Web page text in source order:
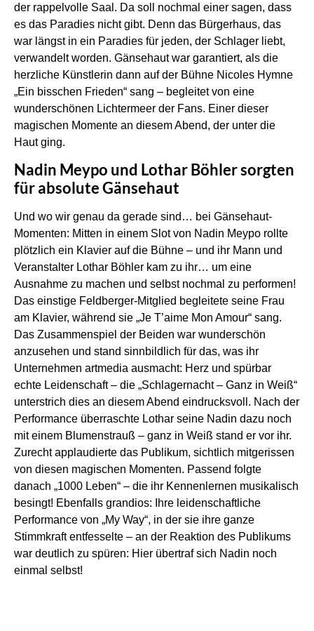
der rappelvolle Saal. Da soll nochmal einer sagen, dass
es das Paradies nicht gibt. Denn das Bürgerhaus, das
war längst in ein Paradies für jeden, der Schlager liebt,
verwandelt worden. Gänsehaut war garantiert, als die
herzliche Künstlerin dann auf der Bühne Nicoles Hymne
„Ein bisschen Frieden“ sang – begleitet von eine
wunderschönen Lichtermeer der Fans. Einer dieser
magischen Momente an diesem Abend, der unter die
Haut ging.
Nadin Meypo und Lothar Böhler sorgten
für absolute Gänsehaut
Und wo wir genau da gerade sind… bei Gänsehaut-
Momenten: Mitten in einem Slot von Nadin Meypo rollte
plötzlich ein Klavier auf die Bühne – und ihr Mann und
Veranstalter Lothar Böhler kam zu ihr… um eine
Ausnahme zu machen und selbst nochmal zu performen!
Das einstige Feldberger-Mitglied begleitete seine Frau
am Klavier, während sie „Je T’aime Mon Amour“ sang.
Das Zusammenspiel der Beiden war wunderschön
anzusehen und stand sinnbildlich für das, was ihr
Unternehmen artmedia ausmacht: Herz und spürbar
echte Leidenschaft – die „Schlagernacht – Ganz in Weiß“
unterstrich dies an diesem Abend eindrucksvoll. Nach der
Performance überraschte Lothar seine Nadin dazu noch
mit einem Blumenstrauß – ganz in Weiß stand er vor ihr.
Zurecht applaudierte das Publikum, sichtlich mitgerissen
von diesen magischen Momenten. Passend folgte
danach „1000 Leben“ – die ihr Kennenlernen musikalisch
besingt! Ebenfalls grandios: Ihre leidenschaftliche
Performance von „My Way“, in der sie ihre ganze
Stimmkraft entfesselte – an der Reaktion des Publikums
war deutlich zu spüren: Hier übertraf sich Nadin noch
einmal selbst!